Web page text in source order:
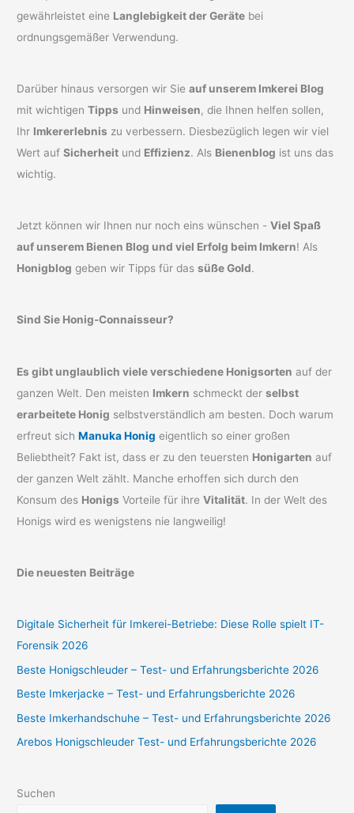
gewährleistet eine Langlebigkeit der Geräte bei
ordnungsgemäßer Verwendung.
Darüber hinaus versorgen wir Sieauf unserem Imkerei Blog
mit wichtigenTipps und Hinweisen, die Ihnen helfen sollen,
Ihr Imkererlebnis zu verbessern. Diesbezüglich legen wir viel
Wert aufSicherheit und Effizienz. Als Bienenblog ist uns das
wichtig.
Jetzt können wir Ihnen nur noch eins wünschen -Viel Spaß
auf unserem Bienen Blog und viel Erfolg beim Imkern! Als
Honigblog geben wir Tipps für dassüße Gold.
Sind Sie Honig-Connaisseur?
Es gibt unglaublich viele verschiedene Honigsorten auf der
ganzen Welt. Den meisten Imkern schmeckt derselbst
erarbeitete Honig selbstverständlich am besten. Doch warum
erfreut sichManuka Honig eigentlich so einer großen
Beliebtheit? Fakt ist, dass er zu den teuersten Honigarten auf
der ganzen Welt zählt. Manche erhoffen sich durch den
Konsum des Honigs Vorteile für ihreVitalität. In der Welt des
Honigs wird es wenigstens nie langweilig!
Die neuesten Beiträge
Digitale Sicherheit für Imkerei-Betriebe: Diese Rolle spielt IT-
Forensik 2026
Beste Honigschleuder – Test- und Erfahrungsberichte 2026
Beste Imkerjacke – Test- und Erfahrungsberichte 2026
Beste Imkerhandschuhe – Test- und Erfahrungsberichte 2026
Arebos Honigschleuder Test- und Erfahrungsberichte 2026
Suchen